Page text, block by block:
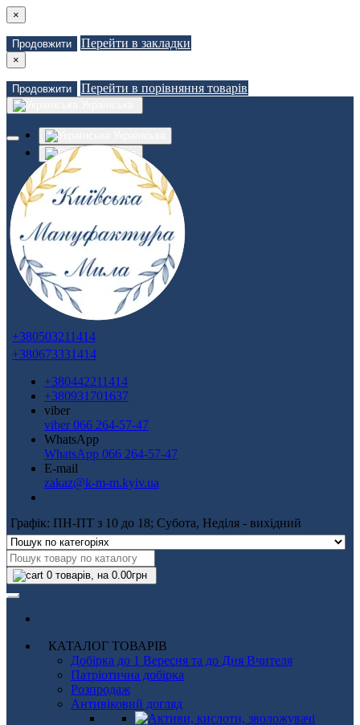
×
Продовжити Перейти в закладки
×
Продовжити Перейти в порівняння товарів
Russian
Закладки (0)
Порівняння товарів (0)
Зв'язатися з нами
Авторизація
Реєстрація
+380503211414
+380673331414
+380442211414
+380931701637
viber
viber 066 264-57-47
WhatsApp
WhatsApp 066 264-57-47
E-mail
zakaz@k-m-m.kyiv.ua
Графік: ПН-ПТ з 10 до 18; Субота, Неділя - вихідний
0 товарів, на 0.00грн
КАТАЛОГ ТОВАРІВ
Добірка до 1 Вересня та до Дня Вчителя
Патріотична добірка
Розпродаж
Антивіковий догляд